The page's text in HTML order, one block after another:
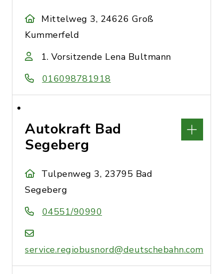
Mittelweg 3, 24626 Groß
Kummerfeld
1. Vorsitzende Lena Bultmann
016098781918
Autokraft Bad
Segeberg
Tulpenweg 3, 23795 Bad
Segeberg
04551/90990
service.regiobusnord@deutschebahn.com